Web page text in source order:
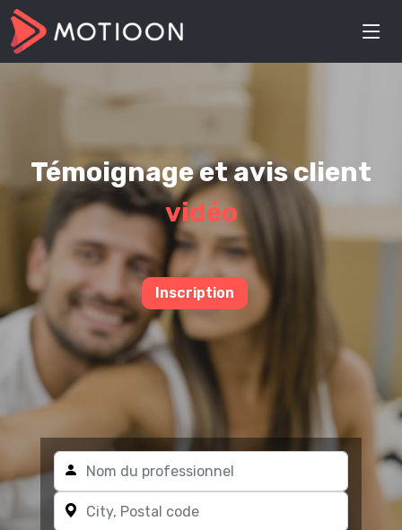
Témoignage et avis client
vidéo
Inscription